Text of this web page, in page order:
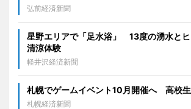
弘前経済新聞
星野エリアで「足水浴」 13度の湧水と
清涼体験
軽井沢経済新聞
札幌でゲームイベント10月開催へ 高校
札幌経済新聞